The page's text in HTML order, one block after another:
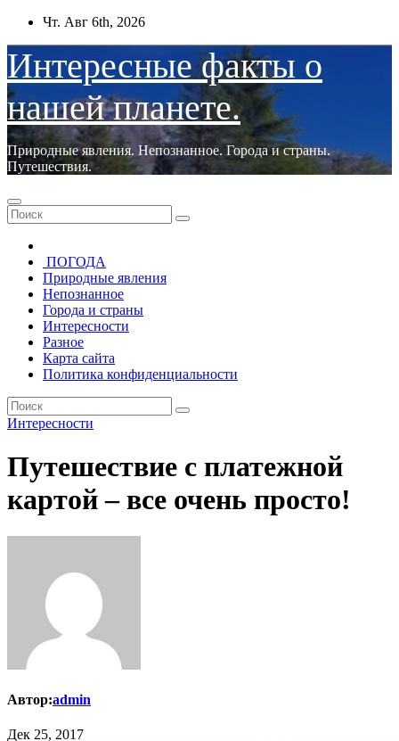
Перейти
содержимому
Чт. Авг 6th, 2026
Интересные факты о
нашей планете.
Природные явления. Непознанное. Города и страны.
Путешествия.
ПОГОДА
Природные явления
Непознанное
Города и страны
Интересности
Разное
Карта сайта
Политика конфиденциальности
Интересности
Путешествие с платежной
картой – все очень просто!
Автор:admin
Дек 25, 2017